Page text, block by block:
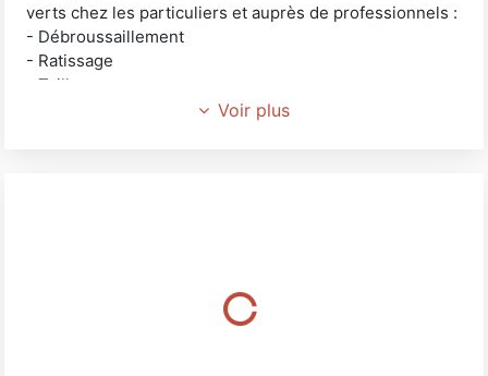
verts chez les particuliers et auprès de professionnels :
- Débroussaillement
- Ratissage
- Taille
- Mettre les usagers au centre de ses préoccupations.
Voir plus